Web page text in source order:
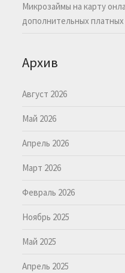
Микрозаймы на карту
дополнительных платных
Архив
Август 2026
Май 2026
Апрель 2026
Март 2026
Февраль 2026
Ноябрь 2025
Май 2025
Апрель 2025